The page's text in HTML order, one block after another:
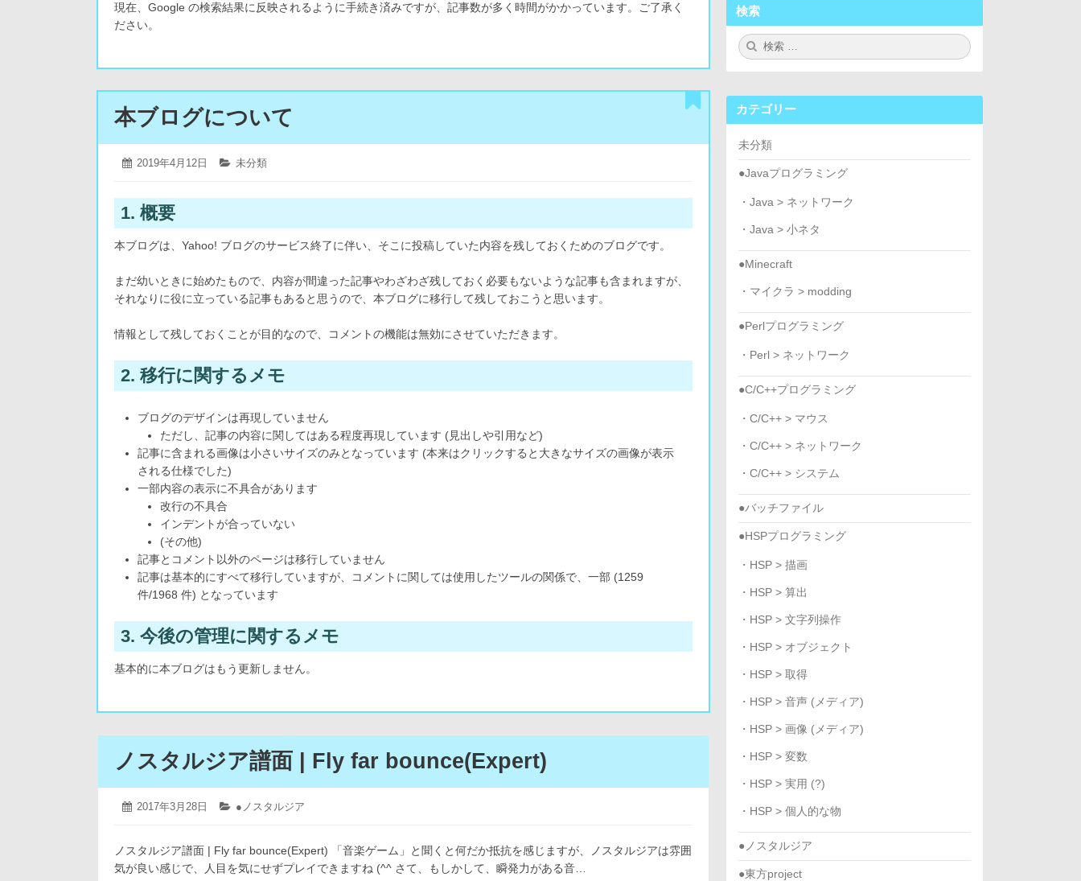
現在、Google の検索結果に反映されるように手続き済みですが、記事数が多く時間がかかっています。ご了承く
ださい。
本ブログについて
投
2019年4月12日
2019
月
日
カ
未分類
1. 概要
本ブログは、Yahoo! ブログのサービス終了に伴い、そこに投稿していた内容を残しておくためのブログです。
まだ幼いときに始めたもので、内容が間違った記事やわざわざ残しておく必要もないような記事も含まれますが、
それなりに役に立っている記事もあると思うので、本ブログに移行して残しておこうと思います。
情報として残しておくことが目的なので、コメントの機能は無効にさせていただきます。
2. 移行に関するメモ
ブログのデザインは再現していません
ただし、記事の内容に関してはある程度再現しています (見出しや引用など)
記事に含まれる画像は小さいサイズのみとなっています (本来はクリックすると大きなサイズの画像が表示
される仕様でした)
一部内容の表示に不具合があります
改行の不具合
インデントが合っていない
(その他)
記事とコメント以外のページは移行していません
記事は基本的にすべて移行していますが、コメントに関しては使用したツールの関係で、一部 (1259
件/1968 件) となっています
3. 今後の管理に関するメモ
基本的に本ブログはもう更新しません。
ノスタルジア譜面 | Fly far bounce(Expert)
投
2017年3月28日
2019
月
12
日
カ
リ
ー:
●ノスタルジア
ノスタルジア譜面 | Fly far bounce(Expert) 「音楽ゲーム」と聞くと何だか抵抗を感じますが、ノスタルジアは雰囲
気が良い感じで、人目を気にせずプレイできますね (^^ さて、もしかして、瞬発力がある音…
検索
検
索:
カテゴリー
未分類
●Javaプログラミング
・Java > ネットワーク
・Java > 小ネタ
●Minecraft
・マイクラ > modding
●Perlプログラミング
・Perl > ネットワーク
●C/C++プログラミング
・C/C++ > マウス
・C/C++ > ネットワーク
・C/C++ > システム
●バッチファイル
●HSPプログラミング
・HSP > 描画
・HSP > 算出
・HSP > 文字列操作
・HSP > オブジェクト
・HSP > 取得
・HSP > 音声 (メディア)
・HSP > 画像 (メディア)
・HSP > 変数
・HSP > 実用 (?)
・HSP > 個人的な物
●ノスタルジア
●東方project